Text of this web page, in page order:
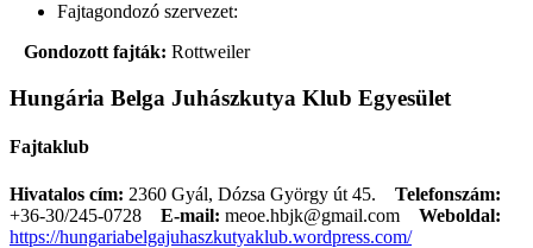
Fajtagondozó szervezet:
Gondozott fajták: Rottweiler
Hungária Belga Juhászkutya Klub Egyesület
Fajtaklub
Hivatalos cím: 2360 Gyál, Dózsa György út 45. Telefonszám:
+36-30/245-0728
E-mail: meoe.hbjk@gmail.com
Weboldal:
https://hungariabelgajuhaszkutyaklub.wordpress.com/